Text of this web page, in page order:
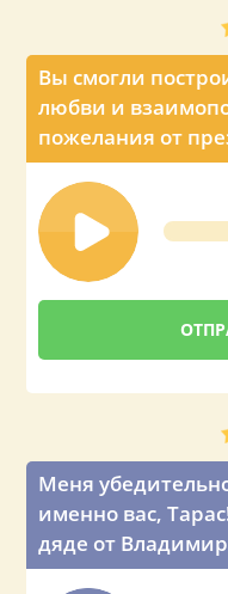
Вы смогли
любви и
пожелания от
рождения мужа
Меня
именно вас,
дяде от